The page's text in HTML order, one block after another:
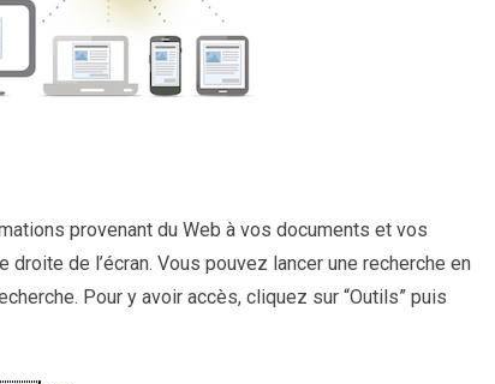
provenant du Web à vos documents et vos
droite de l’écran. Vous pouvez lancer une recherche en
Pour y avoir accès, cliquez sur “Outils” puis